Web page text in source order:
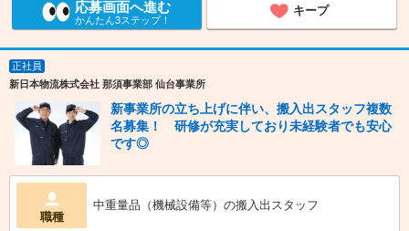
応募画面へ進む
かんたん3ステップ！
キープ
正社員
新日本物流株式会社 那須事業部 仙台事業所
新事業所の立ち上げに伴い、搬入出スタッフ複数
名募集！ 研修が充実しており未経験者でも安心
です◎
職種
中重量品（機械設備等）の搬入出スタッフ